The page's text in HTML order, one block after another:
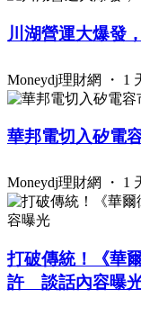
川湖營運大爆發
Moneydj理財網 ・ 1
華邦電切入矽電
Moneydj理財網 ・ 1
打破傳統！《華
許 談話內容曝